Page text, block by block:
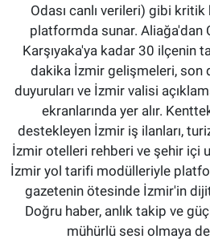
Odası canlı verileri) gibi
platformda sunar. Aliağa'dan
Karşıyaka'ya kadar 30 ilçenin
dakika İzmir gelişmeleri, son
duyuruları ve İzmir valisi
ekranlarında yer alır.
destekleyen İzmir iş ilanları,
İzmir otelleri rehberi ve şehir içi
İzmir yol tarifi modülleriyle
gazetenin ötesinde İzmir'in
Doğru haber, anlık takip ve
mühürlü sesi olmaya